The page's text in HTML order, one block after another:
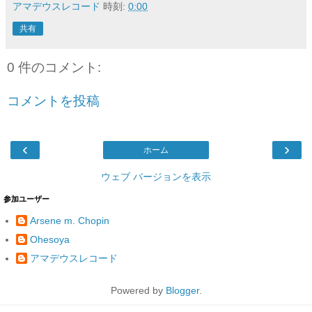
アマデウスレコード 時刻: 0:00
共有
0 件のコメント:
コメントを投稿
‹ ›
ホーム
ウェブ バージョンを表示
参加ユーザー
Arsene m. Chopin
Ohesoya
アマデウスレコード
Powered by Blogger.